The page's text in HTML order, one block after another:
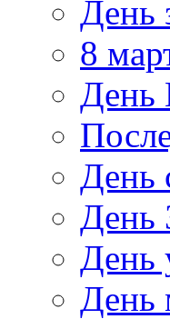
День
8
День
День
День
День
День